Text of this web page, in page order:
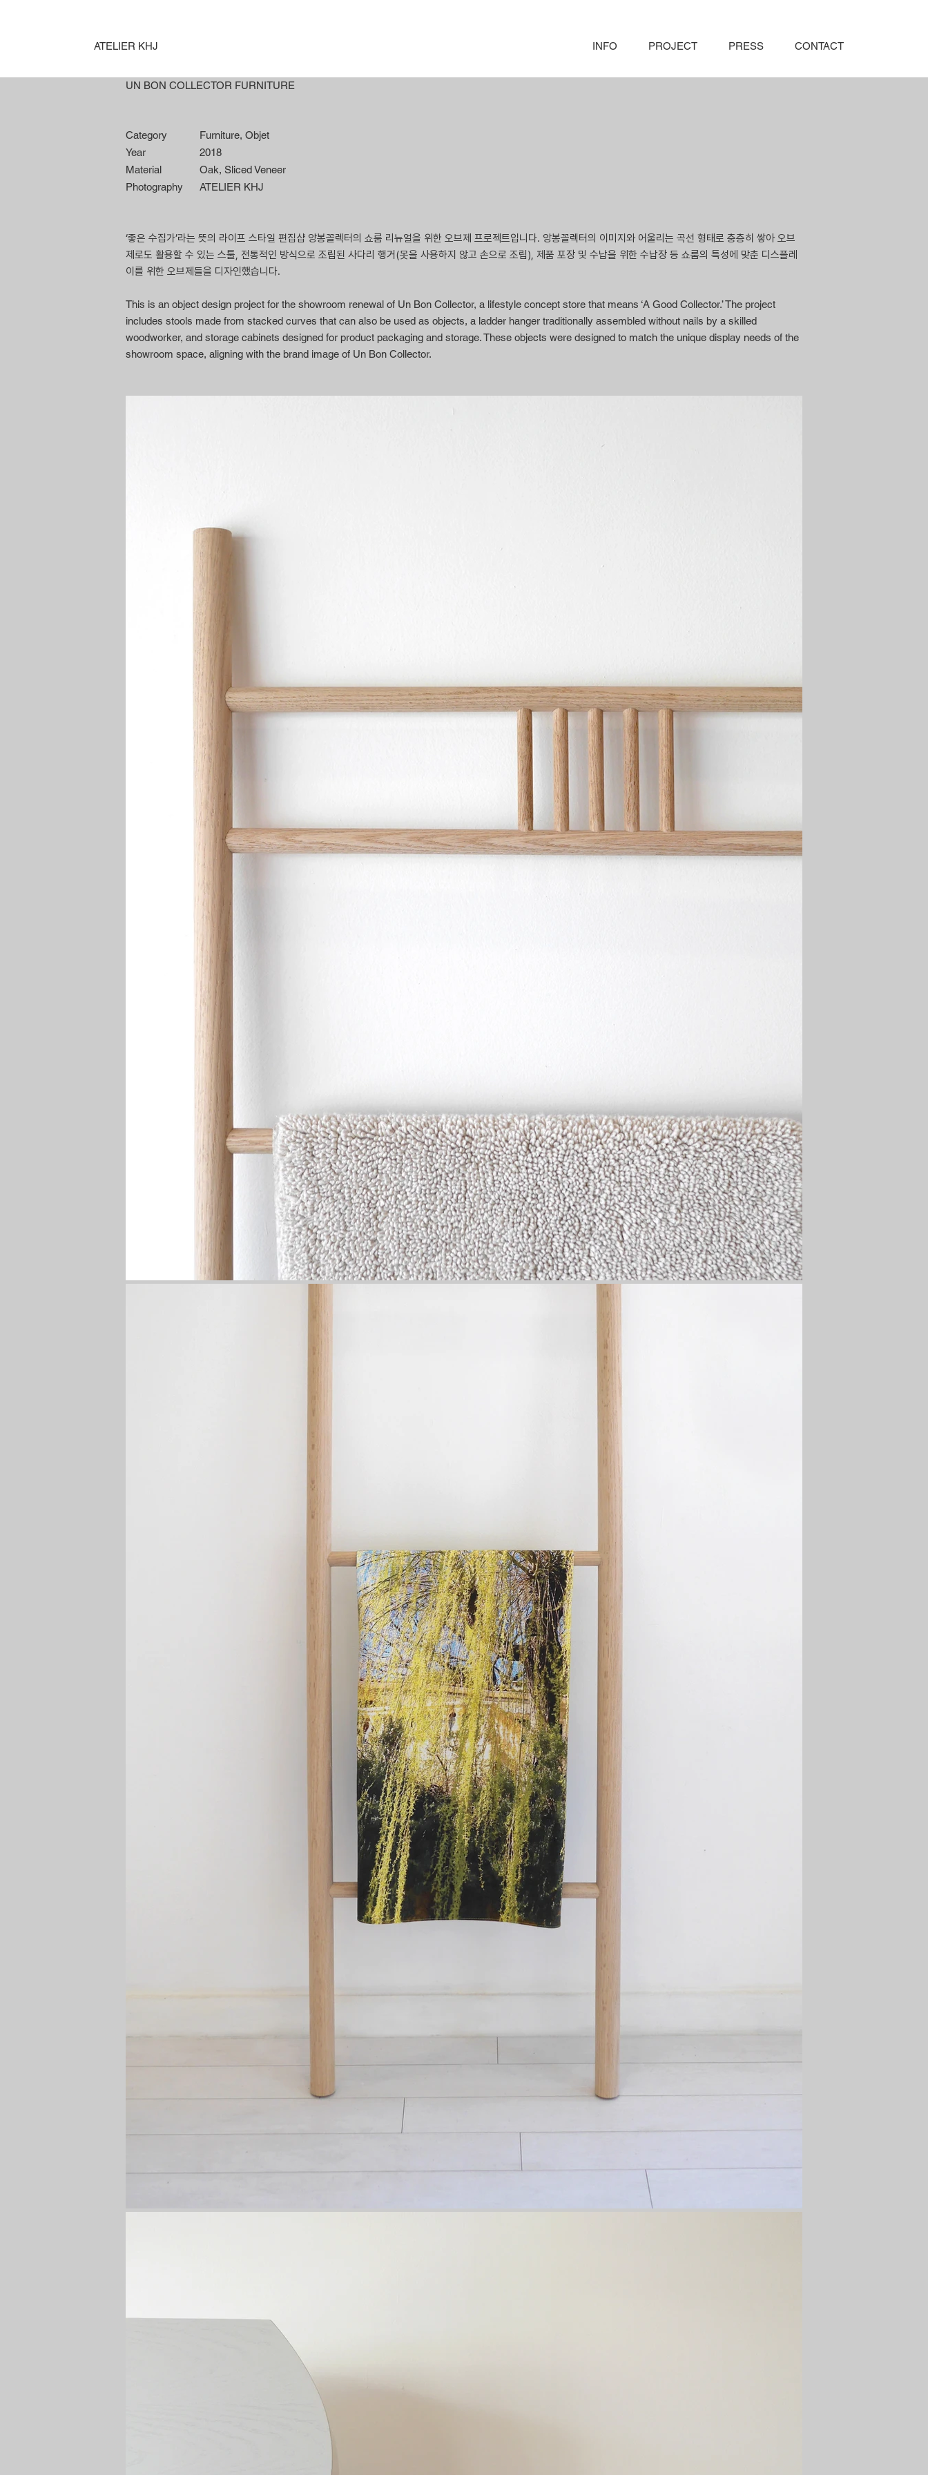
ATELIER KHJ INFO PROJECT PRESS CONTACT
UN BON COLLECTOR FURNITURE
Category
Year
Material
Photography
Furniture, Objet
2018
Oak, Sliced Veneer
ATELIER KHJ
‘좋은 수집가’라는 뜻의 라이프 스타일 편집샵 앙봉꼴렉터의 쇼룸 리뉴얼을 위한 오브제 프로젝트입니다. 앙봉꼴렉터의 이미지와 어울리는 곡선 형태로 충층히 쌓아 오브
제로도 활용할 수 있는 스툴, 전통적인 방식으로 조립된 사다리 행거(못을 사용하지 않고 손으로 조립), 제품 포장 및 수납을 위한 수납장 등 쇼룸의 특성에 맞춘 디스플레
이를 위한 오브제들을 디자인했습니다.
This is an object design project for the showroom renewal of Un Bon Collector, a lifestyle concept store that means ‘A Good Collector.’ The project
includes stools made from stacked curves that can also be used as objects, a ladder hanger traditionally assembled without nails by a skilled
woodworker, and storage cabinets designed for product packaging and storage. These objects were designed to match the unique display needs of the
showroom space, aligning with the brand image of Un Bon Collector.